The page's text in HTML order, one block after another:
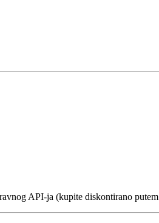
API-ja (kupite diskontirano putem